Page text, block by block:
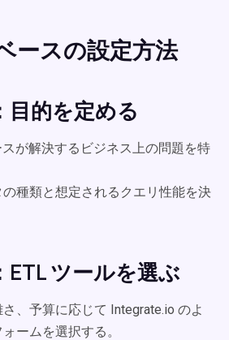
ースの設定方法
目的を定める
スが解決するビジネス上の問題を特
種類と想定されるクエリ性能を決
ツールを選ぶ
、予算に応じて Integrate.io のよ
ームを選択する。